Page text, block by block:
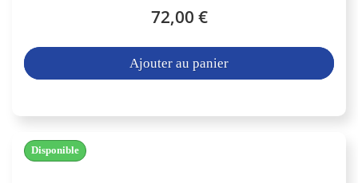
72,00 €
Ajouter au panier
Disponible